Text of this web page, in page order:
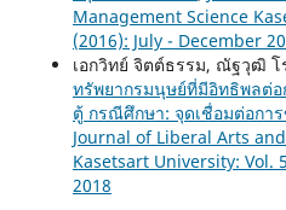
Management Science
(2016): July - December
เอกวิทย์ จิตต์ธรรม, ณัฐวุฒิ
ทรัพยากรมนุษย์ที่มีอิทธิพลต่
ตู้ กรณีศึกษา: จุดเชื่อมต่อกา
Journal of Liberal Arts
Kasetsart University: Vol.
2018